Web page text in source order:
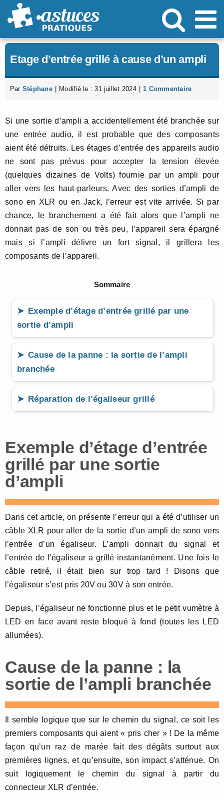
Passer
au
Etage d’entrée grillé à cause d’un ampli
Par Stéphane Modifié le : 31 juillet 2024 1 Commentaire
Si une sortie d’ampli a accidentellement été branchée sur
une entrée audio, il est probable que des composants
aient été détruits. Les étages d’entrée des appareils audio
ne sont pas prévus pour accepter la tension élevée
(quelques dizaines de Volts) fournie par un ampli pour
aller vers les haut-parleurs. Avec des sorties d’ampli de
sono en XLR ou en Jack, l’erreur est vite arrivée. Si par
chance, le branchement a été fait alors que l’ampli ne
donnait pas de son ou très peu, l’appareil sera épargné
mais si l’ampli délivre un fort signal, il grillera les
composants de l’appareil.
Sommaire
Exemple d’étage d’entrée grillé par une
sortie d’ampli
Cause de la panne : la sortie de l’ampli
branchée
Réparation de l’égaliseur grillé
Exemple d’étage d’entrée
grillé par une sortie
d’ampli
Dans cet article, on présente l’erreur qui a été d’utiliser un
câble XLR pour aller de la sortie d’un ampli de sono vers
l’entrée d’un égaliseur. L’ampli donnait du signal et
l’entrée de l’égaliseur a grillé instantanément. Une fois le
câble retiré, il était bien sur trop tard ! Disons que
l’égaliseur s’est pris 20V ou 30V à son entrée.
Depuis, l’égaliseur ne fonctionne plus et le petit vumètre à
LED en face avant reste bloqué à fond (toutes les LED
allumées).
Cause de la panne : la
sortie de l’ampli branchée
Il semble logique que sur le chemin du signal, ce soit les
premiers composants qui aient « pris cher » ! De la même
façon qu’un raz de marée fait des dégâts surtout aux
premières lignes, et qu’ensuite, son impact s’atténue. On
suit logiquement le chemin du signal à partir du
connecteur XLR d’entrée.